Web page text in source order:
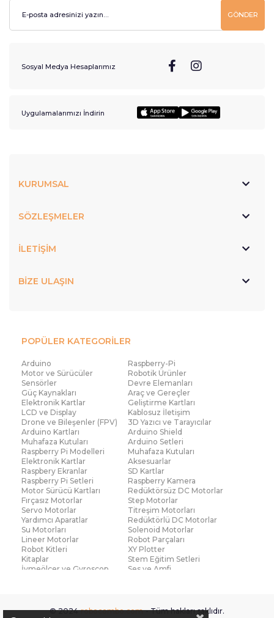
GÖNDER
Sosyal Medya Hesaplarımız
Uygulamalarımızı İndirin
KURUMSAL
SÖZLEŞMELER
İLETİŞİM
BİZE ULAŞIN
POPÜLER KATEGORİLER
Arduino
Raspberry-Pi
Motor ve Sürücüler
Robotik Ürünler
Sensörler
Devre Elemanları
Güç Kaynakları
Araç ve Gereçler
Elektronik Kartlar
Geliştirme Kartları
LCD ve Display
Kablosuz İletişim
Drone ve Bileşenler (FPV)
3D Yazıcı ve Tarayıcılar
Arduino Kartları
Arduino Shield
Muhafaza Kutuları
Arduino Setleri
Raspberry Pi Modelleri
Muhafaza Kutuları
Elektronik Kartlar
Aksesuarlar
Raspbery Ekranlar
SD Kartlar
Raspberry Pi Setleri
Raspberry Kamera
Motor Sürücü Kartları
Redüktörsüz DC Motorlar
Fırçasız Motorlar
Step Motorlar
Servo Motorlar
Titreşim Motorları
Yardımcı Aparatlar
Redüktörlü DC Motorlar
Su Motorları
Solenoid Motorlar
Lineer Motorlar
Robot Parçaları
Robot Kitleri
XY Plotter
Kitaplar
Stem Eğitim Setleri
İvmeölçer ve Gyroscop
Ses ve Amfi
Voltaj ve Akım
Titreşim
© 2024 robocombo.com - Tüm hakları saklıdır.